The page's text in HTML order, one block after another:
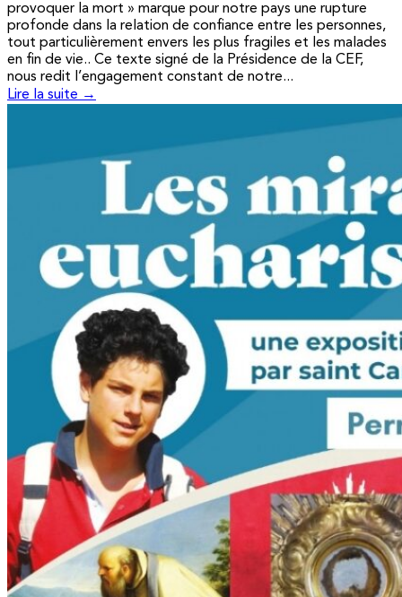
provoquer la mort » marque pour notre pays une rupture
profonde dans la relation de confiance entre les personnes,
tout particulièrement envers les plus fragiles et les malades
en fin de vie.. Ce texte signé de la Présidence de la CEF,
nous redit l’engagement constant de notre...
Lire la suite →